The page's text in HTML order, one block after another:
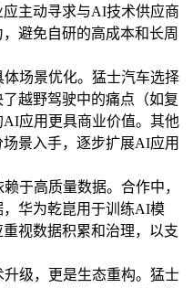
主动寻求与AI技术供应商
避免自研的高成本和长周
体场景优化。猛士汽车选择
越野驾驶中的痛点（如复
应用更具商业价值。其他
景入手，逐步扩展AI应用
于高质量数据。合作中，
华为乾崑用于训练AI模
视数据积累和治理，以支
升级，更是生态重构。猛士